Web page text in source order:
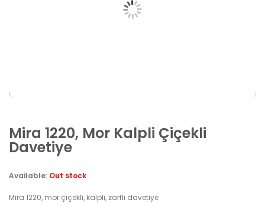
Mira 1220, Mor Kalpli Çiçekli
Davetiye
Available: Out stock
Mira 1220, mor çiçekli, kalpli, zarflı davetiye